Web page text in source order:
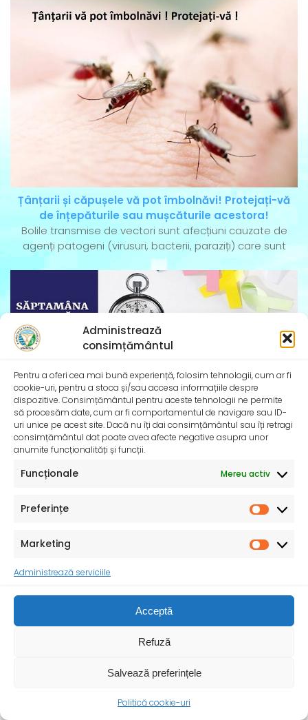
Administrează
consimțământul
Pentru a oferi cea mai bună experiență, folosim tehnologii, cum ar fi
cookie-uri, pentru a stoca și/sau accesa informațiile despre
dispozitive. Consimțământul pentru aceste tehnologii ne permite
să procesăm date, cum ar fi comportamentul de navigare sau ID-
uri unice pe acest site. Dacă nu îți dai consimțământul sau îți retragi
consimțământul dat poate avea afecte negative asupra unor
anumite funcționalități și funcții.
Funcționale Mereu activ
Preferințe
Marketing
Administrează serviciile
Acceptă
Refuză
Salvează preferințele
Politică cookie-uri
Țânțarii și căpușele vă pot îmbolnăvi! Protejați-vă
de înțepăturile sau mușcăturile acestora!
Bolile transmise de vectori sunt afecțiuni cauzate de
agenți patogeni (virusuri, bacterii, paraziți) care sunt
Săptămâna Europeană împotriva cancerului – 25-31
Săptămâna Europeană împotriva cancerului (European
Week Against Cancer EWAC) are loc între 25 și 31
pentru sănătatea publică – 24 Mai 2025